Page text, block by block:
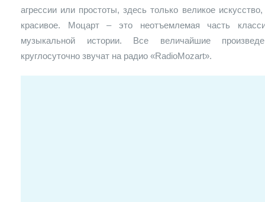
агрессии или простоты, здесь только великое
красивое. Моцарт – это неотъемлемая часть
музыкальной истории. Все величайшие
круглосуточно звучат на радио «RadioMozart».